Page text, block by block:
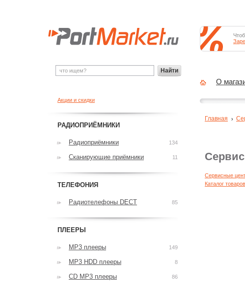
Сервисные
Каталог
Главная
Акции и скидки
РАДИОПРИЁМНИКИ
Радиоприёмники 134
Сканирующие приёмники 11
ТЕЛЕФОНИЯ
Радиотелефоны DECT 85
ПЛЕЕРЫ
MP3 плееры 149
MP3 HDD плееры 8
CD MP3 плееры 86
Найти
О